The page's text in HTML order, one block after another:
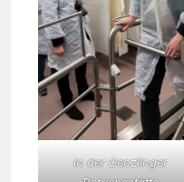
In der Denzlinger